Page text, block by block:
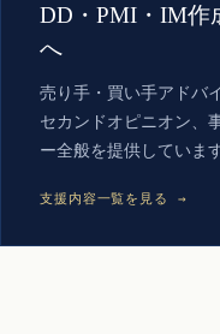
DD・PMI・IM作
へ
売り手・買い手アドバ
セカンドオピニオン、
ー全般を提供しています
支援内容一覧を見る →